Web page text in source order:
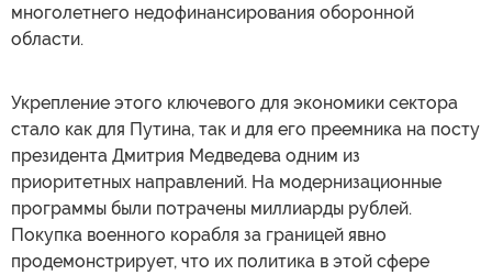
многолетнего недофинансирования оборонной
области.
Укрепление этого ключевого для экономики сектора
стало как для Путина, так и для его преемника на посту
президента Дмитрия Медведева одним из
приоритетных направлений. На модернизационные
программы были потрачены миллиарды рублей.
Покупка военного корабля за границей явно
продемонстрирует, что их политика в этой сфере